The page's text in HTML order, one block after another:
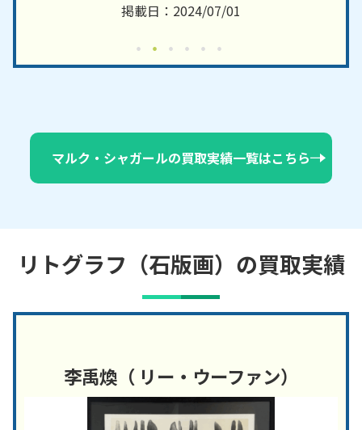
掲載日：2024/07/01
マルク・シャガールの買取実績一覧はこちら
リトグラフ（石版画）の買取実績
李禹煥（ リー・ウーファン）